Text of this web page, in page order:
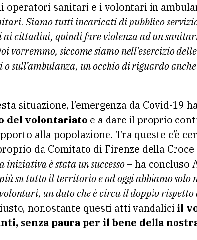
operatori sanitari e i volontari in
Siamo tutti incaricati di pubblico
cittadini, quindi fare violenza ad un
vorremmo, siccome siamo nell’esercizio
sull’ambulanza, un occhio di riguardo
situazione, l’emergenza da Covid-19
del volontariato e a dare il proprio
alla popolazione. Tra queste c’è
da Comitato di Firenze della Croce
iniziativa è stata un successo– ha concluso
su tutto il territorio e ad oggi abbiamo solo
un dato che è circa il doppio
nonostante questi atti vandalici il
senza paura per il bene della